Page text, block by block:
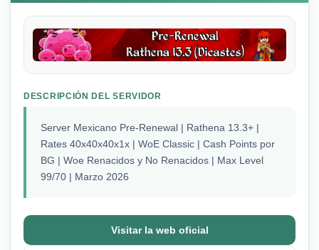
DESCRIPCIÓN DEL SERVIDOR
Server Mexicano Pre-Renewal | Rathena 13.3+ |
Rates 40x40x40x1x | WoE Classic | Cash Points por
BG | Woe Renacidos y No Renacidos | Max Level
99/70 | Marzo 2026
Visitar la web oficial